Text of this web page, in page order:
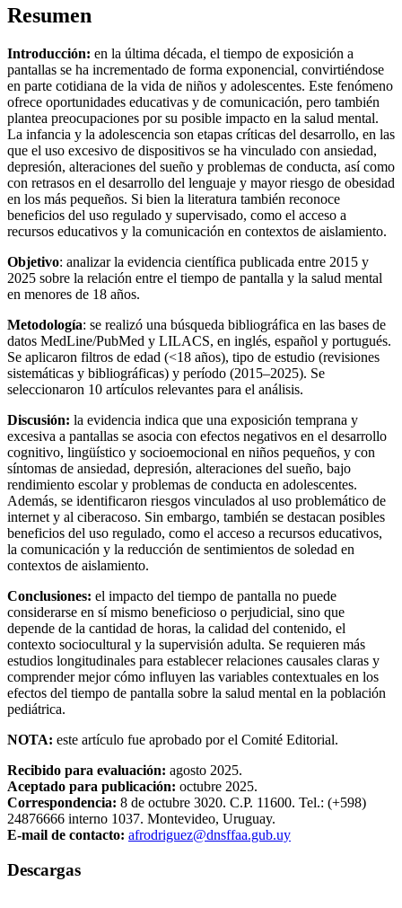
Resumen
Introducción: en la última década, el tiempo de exposición a
pantallas se ha incrementado de forma exponencial, convirtiéndose
en parte cotidiana de la vida de niños y adolescentes. Este fenómeno
ofrece oportunidades educativas y de comunicación, pero también
plantea preocupaciones por su posible impacto en la salud mental.
La infancia y la adolescencia son etapas críticas del desarrollo, en las
que el uso excesivo de dispositivos se ha vinculado con ansiedad,
depresión, alteraciones del sueño y problemas de conducta, así como
con retrasos en el desarrollo del lenguaje y mayor riesgo de obesidad
en los más pequeños. Si bien la literatura también reconoce
beneficios del uso regulado y supervisado, como el acceso a
recursos educativos y la comunicación en contextos de aislamiento.
Objetivo: analizar la evidencia científica publicada entre 2015 y
2025 sobre la relación entre el tiempo de pantalla y la salud mental
en menores de 18 años.
Metodología: se realizó una búsqueda bibliográfica en las bases de
datos MedLine/PubMed y LILACS, en inglés, español y portugués.
Se aplicaron filtros de edad (<18 años), tipo de estudio (revisiones
sistemáticas y bibliográficas) y período (2015–2025). Se
seleccionaron 10 artículos relevantes para el análisis.
Discusión: la evidencia indica que una exposición temprana y
excesiva a pantallas se asocia con efectos negativos en el desarrollo
cognitivo, lingüístico y socioemocional en niños pequeños, y con
síntomas de ansiedad, depresión, alteraciones del sueño, bajo
rendimiento escolar y problemas de conducta en adolescentes.
Además, se identificaron riesgos vinculados al uso problemático de
internet y al ciberacoso. Sin embargo, también se destacan posibles
beneficios del uso regulado, como el acceso a recursos educativos,
la comunicación y la reducción de sentimientos de soledad en
contextos de aislamiento.
Conclusiones: el impacto del tiempo de pantalla no puede
considerarse en sí mismo beneficioso o perjudicial, sino que
depende de la cantidad de horas, la calidad del contenido, el
contexto sociocultural y la supervisión adulta. Se requieren más
estudios longitudinales para establecer relaciones causales claras y
comprender mejor cómo influyen las variables contextuales en los
efectos del tiempo de pantalla sobre la salud mental en la población
pediátrica.
NOTA: este artículo fue aprobado por el Comité Editorial.
Recibido para evaluación: agosto 2025.
Aceptado para publicación: octubre 2025.
Correspondencia: 8 de octubre 3020. C.P. 11600. Tel.: (+598)
24876666 interno 1037. Montevideo, Uruguay.
E-mail de contacto: afrodriguez@dnsffaa.gub.uy
Descargas